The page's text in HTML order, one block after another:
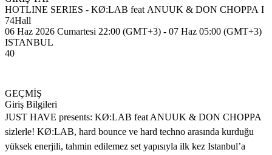
HOTLINE SERIES - KØ:LAB feat ANUUK & DON CHOPPA I
74Hall
06 Haz 2026 Cumartesi 22:00 (GMT+3) - 07 Haz 05:00 (GMT+3)
ISTANBUL
40
GEÇMİŞ
Giriş Bilgileri
JUST HAVE presents: KØ:LAB feat ANUUK & DON CHOPPA
sizlerle! KØ:LAB, hard bounce ve hard techno arasında kurduğu
yüksek enerjili, tahmin edilemez set yapısıyla ilk kez Istanbul’a